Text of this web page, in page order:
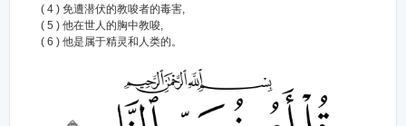
( 4 ) 免遭潜伏的教唆者的毒害,
( 5 ) 他在世人的胸中教唆,
( 6 ) 他是属于精灵和人类的。